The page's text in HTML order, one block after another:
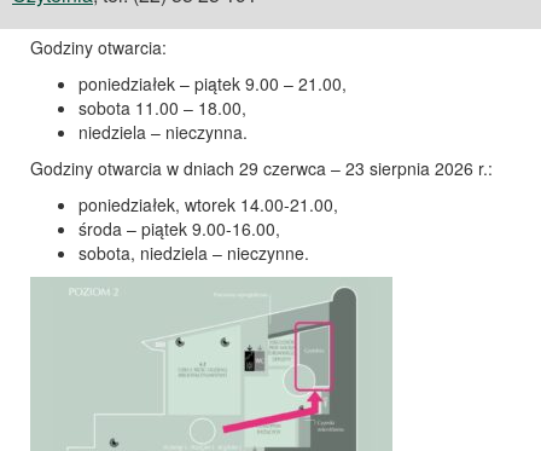
Godziny otwarcia:
poniedziałek – piątek 9.00 – 21.00,
sobota 11.00 – 18.00,
niedziela – nieczynna.
Godziny otwarcia w dniach 29 czerwca – 23 sierpnia 2026 r.:
poniedziałek, wtorek 14.00-21.00,
środa – piątek 9.00-16.00,
sobota, niedziela – nieczynne.